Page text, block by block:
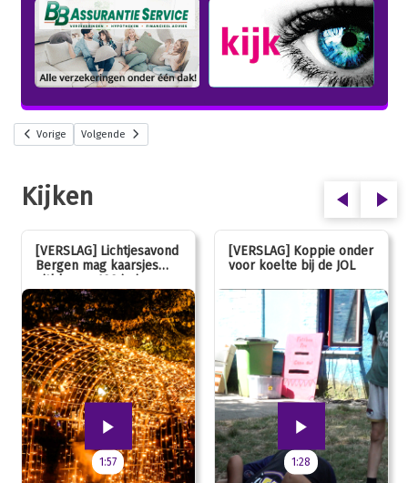
Vorige Volgende
Kijken
[VERSLAG] Lichtjesavond
Bergen mag kaarsjes
uitblazen: 100 jarig
jubileum!
1:57
[VERSLAG] Koppie onder
voor koelte bij de JOL
1:28